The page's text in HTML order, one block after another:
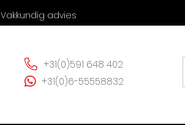
Vakkundig advies
+31(0)591 648 402
+31(0)6-55558832